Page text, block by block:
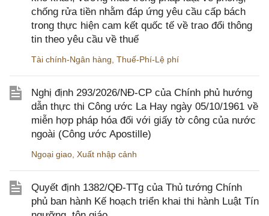
chống rửa tiền nhằm đáp ứng yêu cầu cấp bách
trong thực hiện cam kết quốc tế về trao đổi thông
tin theo yêu cầu về thuế
Tài chính-Ngân hàng, Thuế-Phí-Lệ phí
Nghị định 293/2026/NĐ-CP của Chính phủ hướng
dẫn thực thi Công ước La Hay ngày 05/10/1961 về
miễn hợp pháp hóa đối với giấy tờ công của nước
ngoài (Công ước Apostille)
Ngoại giao, Xuất nhập cảnh
Quyết định 1382/QĐ-TTg của Thủ tướng Chính
phủ ban hành Kế hoạch triển khai thi hành Luật Tín